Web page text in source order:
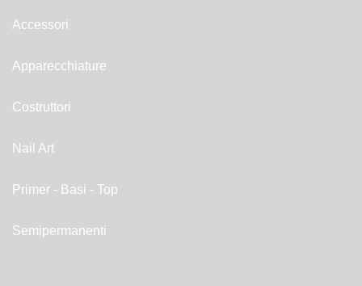
Accessori
Apparecchiature
Costruttori
Nail Art
Primer - Basi - Top
Semipermanenti